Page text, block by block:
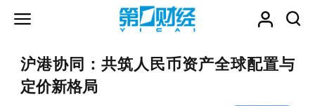
沪港协同：共筑人民币资产全球配置与
定价新格局